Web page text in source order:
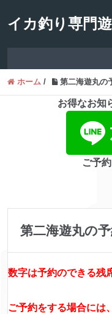
イカ釣り専門
ホーム / 第二海遊丸の
お得なお知
ご予
第二海遊丸の
数字は予約のできる残
ご予約をする場合には